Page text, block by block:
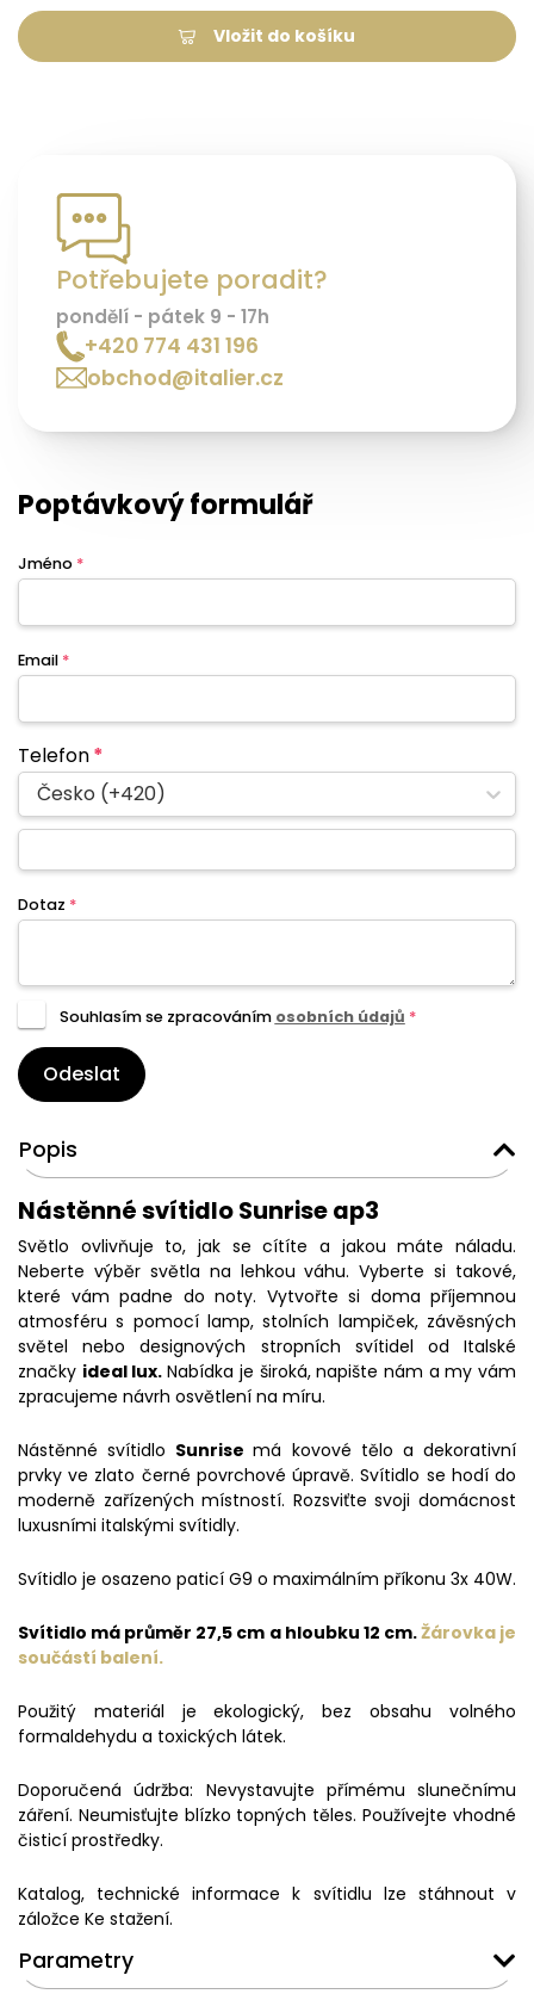
Vložit do košíku
Potřebujete poradit?
pondělí - pátek 9 - 17h
+420 774 431 196
obchod@italier.cz
Poptávkový formulář
Jméno *
Email *
Telefon*
Česko (+420)
Dotaz *
Souhlasím se zpracováním osobních údajů *
Odeslat
Popis
Nástěnné svítidlo Sunrise ap3
Světlo ovlivňuje to, jak se cítíte a jakou máte náladu.
Neberte výběr světla na lehkou váhu. Vyberte si takové,
které vám padne do noty. Vytvořte si doma příjemnou
atmosféru s pomocí lamp, stolních lampiček, závěsných
světel nebo designových stropních svítidel od Italské
značky ideal lux.Nabídka je široká, napište nám a my vám
zpracujeme návrh osvětlení na míru.
Nástěnné svítidlo Sunrisemá kovové tělo a dekorativní
prvky ve zlato černé povrchové úpravě. Svítidlo se hodí do
moderně zařízených místností. Rozsviťte svoji domácnost
luxusními italskými svítidly.
Svítidlo je osazeno paticí G9 o maximálním příkonu 3x 40W.
Svítidlo má průměr 27,5 cm a hloubku 12 cm.Žárovka je
součástí balení.
Použitý materiál je ekologický, bez obsahu volného
formaldehydu a toxických látek.
Doporučená údržba: Nevystavujte přímému slunečnímu
záření. Neumisťujte blízko topných těles. Používejte vhodné
čisticí prostředky.
Katalog, technické informace k svítidlu lze stáhnout v
záložce Ke stažení.
Parametry